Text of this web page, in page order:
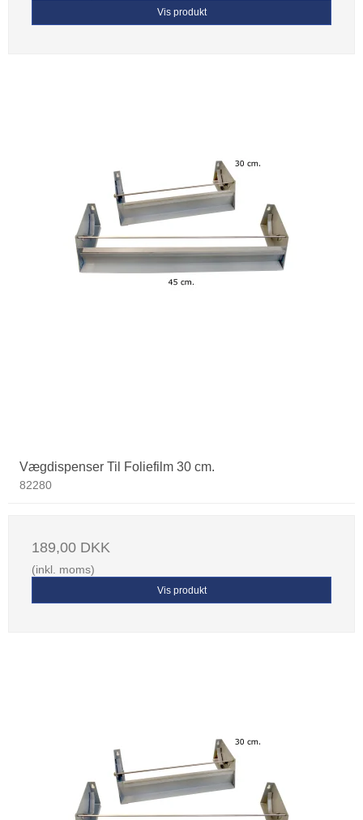
Vis produkt
Vægdispenser Til Foliefilm 30 cm.
82280
189,00 DKK
(inkl. moms)
Vis produkt